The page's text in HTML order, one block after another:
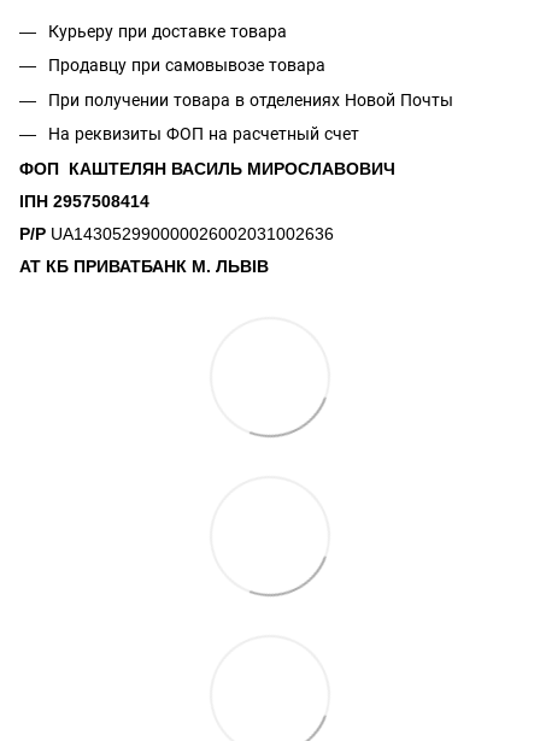
Курьеру при доставке товара
Продавцу при самовывозе товара
При получении товара в отделениях Новой Почты
На реквизиты ФОП на расчетный счет
ФОП КАШТЕЛЯН ВАСИЛЬ МИРОСЛАВОВИЧ
ІПН 2957508414
Р/Р UA143052990000026002031002636
АТ КБ ПРИВАТБАНК М. ЛЬВІВ